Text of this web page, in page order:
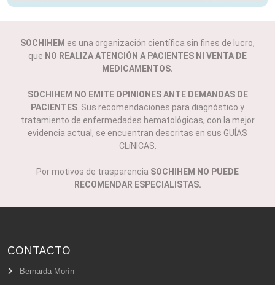
SOCHIHEM es una organización científica sin fines de lucro,
que NO REALIZA ATENCIÓN A PACIENTES NI VENTA DE
MEDICAMENTOS.
SOCHIHEM NO EMITE OPINIONES ANTE DEMANDAS DE
PACIENTES . Sus recomendaciones para diagnóstico y
tratamiento de enfermedades hematológicas, con la mejor
evidencia actual, se encuentran descritas en sus GUÍAS
CLíNICAS.
Por motivos de trasparencia SOCHIHEM NO PUEDE
RECOMENDAR ESPECIALISTAS.
CONTACTO
Bernarda Morín